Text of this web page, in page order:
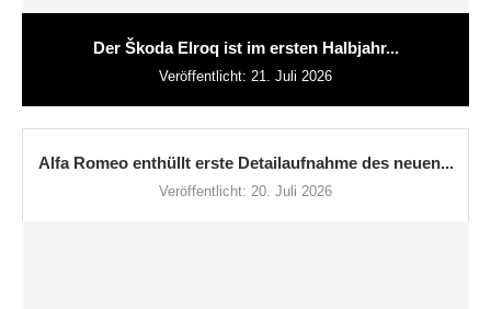
Der Škoda Elroq ist im ersten Halbjahr...
Veröffentlicht: 21. Juli 2026
Alfa Romeo enthüllt erste Detailaufnahme des neuen...
Veröffentlicht: 20. Juli 2026